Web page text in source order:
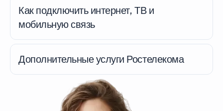
Как подключить интернет, ТВ и
мобильную связь
Дополнительные услуги Ростелекома